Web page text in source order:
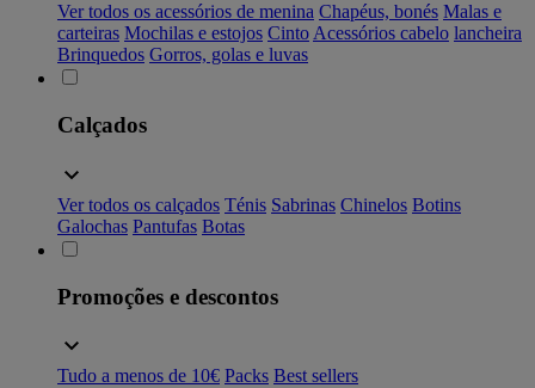
Ver todos os acessórios de menina Chapéus, bonés Malas e
carteiras Mochilas e estojos Cinto Acessórios cabelo lancheira
Brinquedos Gorros, golas e luvas
Calçados
Ver todos os calçados Ténis Sabrinas Chinelos Botins
Galochas Pantufas Botas
Promoções e descontos
Tudo a menos de 10€ Packs Best sellers